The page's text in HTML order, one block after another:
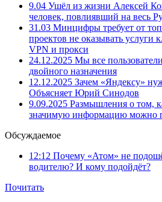
9.04 Ушёл из жизни Алексей
человек, повлиявший на весь
31.03 Минцифры требует от
проектов не оказывать услуги
VPN и прокси
24.12.2025 Мы все
двойного назначения
12.12.2025 Зачем «Яндексу»
Объясняет Юрий Синодов
9.09.2025 Размышления о том,
значимую информацию можно
Обсуждаемое
12:12 Почему «Атом» не
водителю? И кому подойдёт?
Почитать